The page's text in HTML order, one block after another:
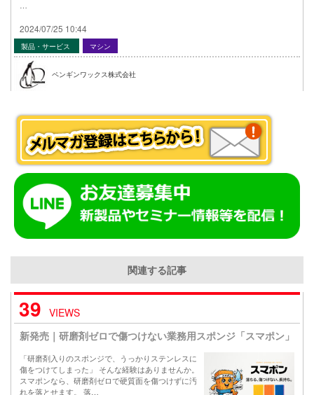
2024/07/25 10:44
製品・サービス マシン
ペンギンワックス株式会社
関連する記事
39 VIEWS
新発売｜研磨剤ゼロで傷つけない業務用スポンジ「スマポン」
「研磨剤入りのスポンジで、うっかりステンレスに
傷をつけてしまった」 そんな経験はありませんか。
スマポンなら、研磨剤ゼロで硬質面を傷つけずに汚
れを落とせます。 落…